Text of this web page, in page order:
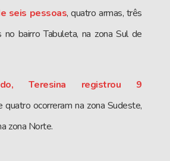
seis pessoas, quatro armas, três
bairro Tabuleta, na zona Sul de
Teresina registrou 9
quatro ocorreram na zona Sudeste,
zona Norte.